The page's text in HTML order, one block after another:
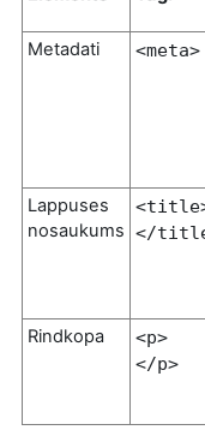
Metadati <meta>
Lappuses
nosaukums </
Rindkopa
<p>
</p>